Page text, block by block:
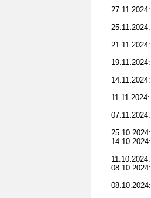
27.11.2024:
25.11.2024:
21.11.2024:
19.11.2024:
14.11.2024:
11.11.2024:
07.11.2024:
25.10.2024:
14.10.2024:
11.10.2024:
08.10.2024:
08.10.2024: